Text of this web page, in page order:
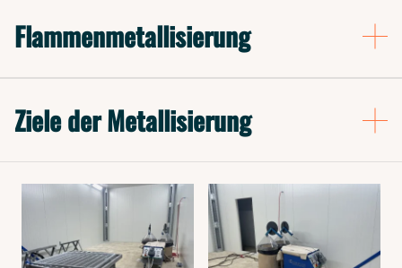
Flammenmetallisierung
Ziele der Metallisierung